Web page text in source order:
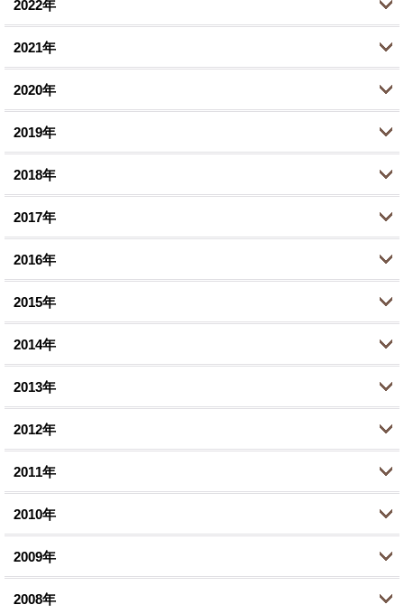
4月 (1)
2月 (1)
1月 (1)
6月 (1)
2月 (1)
1月 (1)
10月 (1)
8月 (1)
7月 (1)
1月 (1)
9月 (1)
8月 (1)
6月 (1)
3月 (1)
1月 (2)
2022年
10月 (2)
9月 (2)
8月 (1)
5月 (2)
3月 (4)
2021年
11月 (2)
9月 (3)
8月 (1)
7月 (1)
6月 (1)
1月 (2)
2020年
10月 (1)
8月 (2)
7月 (2)
6月 (1)
4月 (5)
1月 (1)
2019年
11月 (4)
10月 (5)
9月 (2)
8月 (3)
6月 (7)
3月 (1)
2月 (2)
2018年
11月 (2)
10月 (1)
9月 (3)
8月 (4)
7月 (9)
2月 (1)
1月 (2)
2017年
11月 (4)
10月 (5)
9月 (2)
8月 (4)
6月 (5)
2月 (1)
2016年
11月 (2)
10月 (3)
9月 (1)
8月 (4)
6月 (3)
2015年
11月 (1)
10月 (3)
9月 (1)
8月 (2)
7月 (1)
2014年
11月 (3)
10月 (4)
8月 (3)
7月 (2)
6月 (4)
2013年
11月 (2)
10月 (2)
9月 (4)
8月 (4)
2012年
11月 (4)
10月 (1)
9月 (1)
2011年
11月 (4)
10月 (1)
2010年
11月 (4)
2009年
2008年